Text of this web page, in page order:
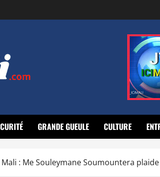
GRANDE GUEULE CULTURE
Mali : Me Souleymane Soumountera